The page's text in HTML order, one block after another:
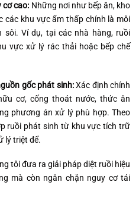
cơ cao: Những nơi như bếp ăn, kho
các khu vực ẩm thấp chính là môi
Ví dụ, tại các nhà hàng, ruồi
vực xử lý rác thải hoặc bếp chế
gốc phát sinh:Xác định chính
cơ, cống thoát nước, thức ăn
phương án xử lý phù hợp. Theo
ruồi phát sinh từ khu vực tích trữ
lý triệt để.
tôi đưa ra giải pháp diệt ruồi hiệu
mà còn ngăn chặn nguy cơ tái